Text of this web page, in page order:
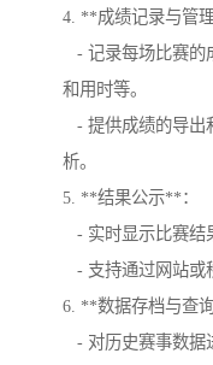
4. **成绩记录与管
- 记录每场比赛的
和用时等。
- 提供成绩的导出
析。
5. **结果公示**：
- 实时显示比赛结
- 支持通过网站或
6. **数据存档与查
- 对历史赛事数据